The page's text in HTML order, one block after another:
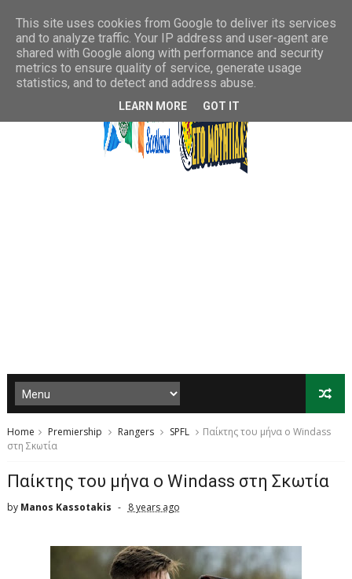
Home Premiership Rangers SPFL
Παίκτης του μήνα ο Windass
στη Σκωτία
Παίκτης του μήνα ο Windass στη Σκωτία
by Manos Kassotakis 8 years ago
This site uses cookies from Google to deliver its services
and to analyze traffic. Your IP address and user-agent are
shared with Google along with performance and security
metrics to ensure quality of service, generate usage
statistics, and to detect and address abuse.
LEARN MORE GOT IT